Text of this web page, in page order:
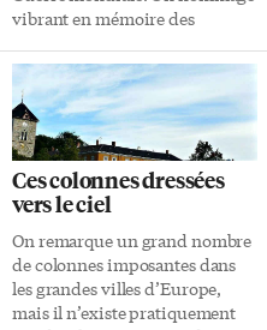
vibrant en mémoire des
d’émotion grâce à la pureté des
voix du chœur Elmer Iseler. Le
coquelicot, un symbole pour
tous les âges Vétérans des forces
armées, navales, aériennes,
mais également pompiers,
policiers ou encore membres
des services paramédicaux de la
ville ont déposé des couronnes
de fleurs au pied du cénotaphe.
Les spectateurs ont alors
Ces colonnes dressées
vers le ciel
On remarque un grand nombre
de colonnes imposantes dans
les grandes villes d’Europe,
mais il n’existe pratiquement